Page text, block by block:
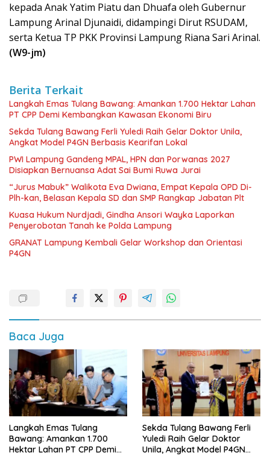
kepada Anak Yatim Piatu dan Dhuafa oleh Gubernur
Lampung Arinal Djunaidi, didampingi Dirut RSUDAM,
serta Ketua TP PKK Provinsi Lampung Riana Sari Arinal.
(W9-jm)
Berita Terkait
Langkah Emas Tulang Bawang: Amankan 1.700 Hektar Lahan
PT CPP Demi Kembangkan Kawasan Ekonomi Biru
Sekda Tulang Bawang Ferli Yuledi Raih Gelar Doktor Unila,
Angkat Model P4GN Berbasis Kearifan Lokal
PWI Lampung Gandeng MPAL, HPN dan Porwanas 2027
Disiapkan Bernuansa Adat Sai Bumi Ruwa Jurai
“Jurus Mabuk” Walikota Eva Dwiana, Empat Kepala OPD Di-
Plh-kan, Belasan Kepala SD dan SMP Rangkap Jabatan Plt
Kuasa Hukum Nurdjadi, Gindha Ansori Wayka Laporkan
Penyerobotan Tanah ke Polda Lampung
GRANAT Lampung Kembali Gelar Workshop dan Orientasi
P4GN
Baca Juga
Langkah Emas Tulang
Bawang: Amankan 1.700
Hektar Lahan PT CPP Demi
Sekda Tulang Bawang Ferli
Yuledi Raih Gelar Doktor
Unila, Angkat Model P4GN